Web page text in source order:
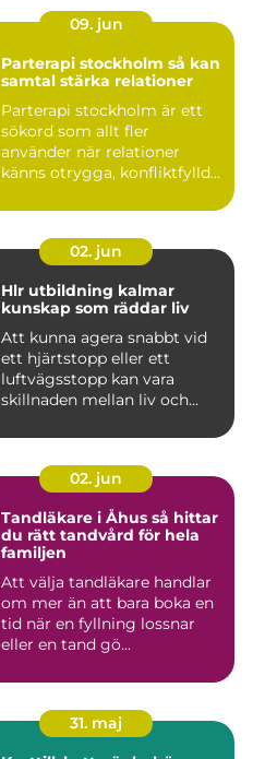
09. jun
Parterapi stockholm så kan
samtal stärka relationer
Parterapi stockholm är ett
sökord som allt fler
använder när relationer
känns otrygga, konfliktfylld...
02. jun
Hlr utbildning kalmar
kunskap som räddar liv
Att kunna agera snabbt vid
ett hjärtstopp eller ett
luftvägsstopp kan vara
skillnaden mellan liv och...
02. jun
Tandläkare i Åhus så hittar
du rätt tandvård för hela
familjen
Att välja tandläkare handlar
om mer än att bara boka en
tid när en fyllning lossnar
eller en tand gö...
31. maj